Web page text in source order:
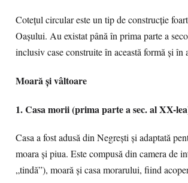
Coteţul circular este un tip de construcţie
Oaşului. Au existat până în prima parte a
inclusiv case construite în această formă şi în
Moară şi vâltoare
1. Casa morii (prima parte a sec. al XX-
Casa a fost adusă din Negreşti şi adaptată
moara şi piua. Este compusă din camera de
„tindă”), moară și casa morarului, fiind